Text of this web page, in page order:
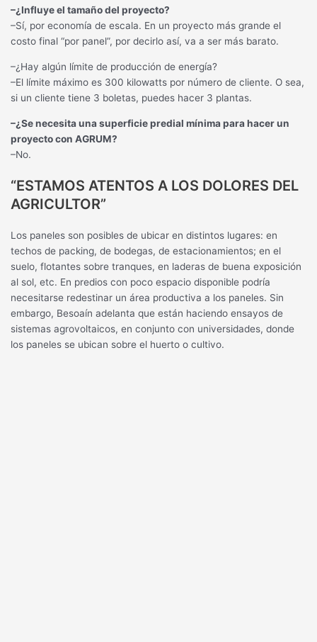
–¿Influye el tamaño del proyecto?
–Sí, por economía de escala. En un proyecto más grande el
costo final “por panel”, por decirlo así, va a ser más barato.
–¿Hay algún límite de producción de energía?
–El límite máximo es 300 kilowatts por número de cliente. O sea,
si un cliente tiene 3 boletas, puedes hacer 3 plantas.
–¿Se necesita una superficie predial mínima para hacer un
proyecto con AGRUM?
–No.
“ESTAMOS ATENTOS A LOS DOLORES DEL
AGRICULTOR”
Los paneles son posibles de ubicar en distintos lugares: en
techos de packing, de bodegas, de estacionamientos; en el
suelo, flotantes sobre tranques, en laderas de buena exposición
al sol, etc. En predios con poco espacio disponible podría
necesitarse redestinar un área productiva a los paneles. Sin
embargo, Besoaín adelanta que están haciendo ensayos de
sistemas agrovoltaicos, en conjunto con universidades, donde
los paneles se ubican sobre el huerto o cultivo.